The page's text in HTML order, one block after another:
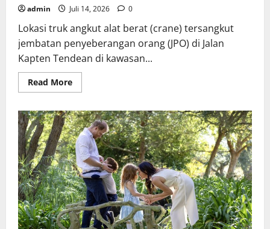
admin Juli 14, 2026 0
Lokasi truk angkut alat berat (crane) tersangkut
jembatan penyeberangan orang (JPO) di Jalan
Kapten Tendean di kawasan...
Read MoreRead
more
Rusak
Ditabrak
Truk,
Jalur
Mampang-
Blok
M
Lumpuh
Selasa
Pagi